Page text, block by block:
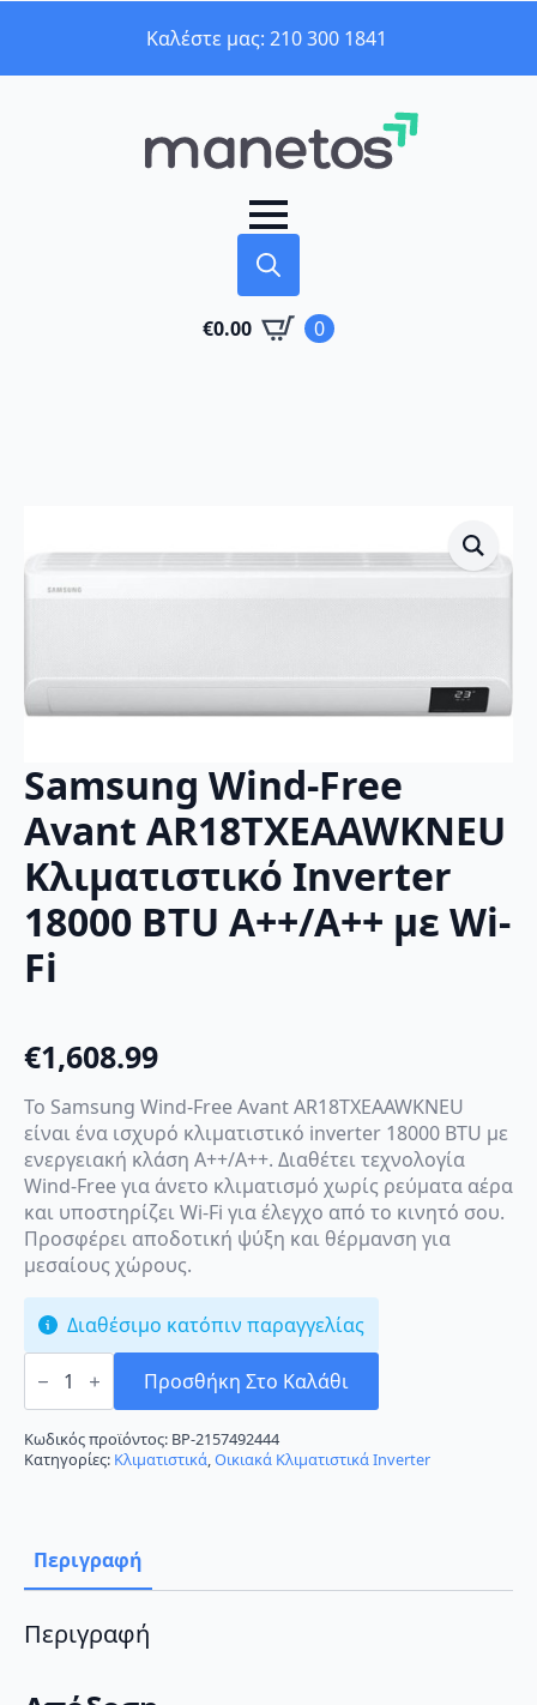
Καλέστε μας: 210 300 1841
for:
€0.00 0
Samsung Wind-Free
Avant AR18TXEAAWKNEU
Κλιματιστικό Inverter
18000 BTU A++/A++ με Wi-
Fi
€1,608.99
Το Samsung Wind-Free Avant AR18TXEAAWKNEU
είναι ένα ισχυρό κλιματιστικό inverter 18000 BTU με
ενεργειακή κλάση A++/A++. Διαθέτει τεχνολογία
Wind-Free για άνετο κλιματισμό χωρίς ρεύματα αέρα
και υποστηρίζει Wi-Fi για έλεγχο από το κινητό σου.
Προσφέρει αποδοτική ψύξη και θέρμανση για
μεσαίους χώρους.
Διαθέσιμο κατόπιν παραγγελίας
Samsung
Wind-
Avant
AR18TXEAAWKNEU
Κλιματιστικό
Inverter
με
Wi-
Fi
Προσθήκη Στο Καλάθι
Κωδικός προϊόντος: BP-2157492444
Κατηγορίες: Κλιματιστικά,Οικιακά Κλιματιστικά Inverter
Περιγραφή
Περιγραφή